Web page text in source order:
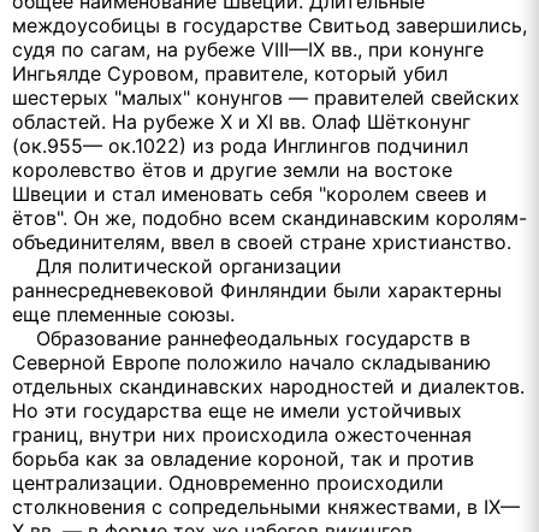
междоусобицы в государстве Свитьод завершились,
судя по сагам, на рубеже VIII—IX вв., при конунге
Ингьялде Суровом, правителе, который убил
шестерых "малых" конунгов — правителей свейских
областей. На рубеже Х и XI вв. Олаф Шётконунг
(ок.955— ок.1022) из рода Инглингов подчинил
королевство ётов и другие земли на востоке
Швеции и стал именовать себя "королем свеев и
ётов". Он же, подобно всем скандинавским королям-
объединителям, ввел в своей стране христианство.
Для политической организации
раннесредневековой Финляндии были характерны
еще племенные союзы.
Образование раннефеодальных государств в
Северной Европе положило начало складыванию
отдельных скандинавских народностей и диалектов.
Но эти государства еще не имели устойчивых
границ, внутри них происходила ожесточенная
борьба как за овладение короной, так и против
централизации. Одновременно происходили
столкновения с сопредельными княжествами, в IX—